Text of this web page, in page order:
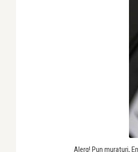
Alerg! Pun muraturi,